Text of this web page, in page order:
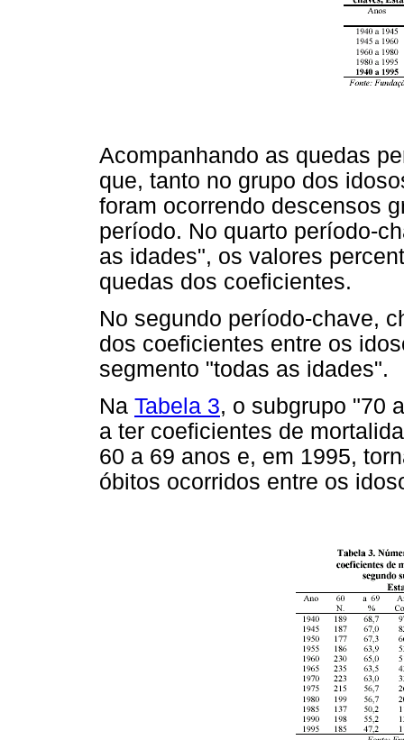
Acompanhando as quedas
que, tanto no grupo dos
foram ocorrendo descensos
período. No quarto período-
as idades", os valores
quedas dos coeficientes.
No segundo período-chave,
dos coeficientes entre os
segmento "todas as idades".
Na Tabela 3, o subgrupo "70
a ter coeficientes de
60 a 69 anos e, em 1995,
óbitos ocorridos entre os